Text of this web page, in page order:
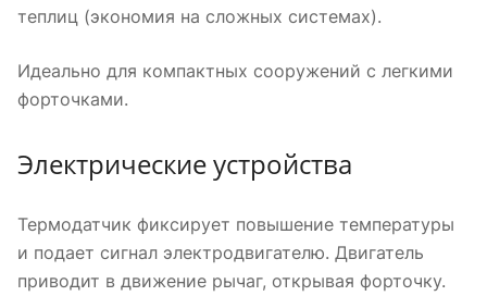
теплиц (экономия на сложных системах).
Идеально для компактных сооружений с легкими
форточками.
Электрические устройства
Термодатчик фиксирует повышение температуры
и подает сигнал электродвигателю. Двигатель
приводит в движение рычаг, открывая форточку.